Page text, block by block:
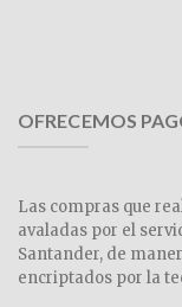
OFRECEMOS
Las compras que
avaladas por el
Santander, de
encriptados por la